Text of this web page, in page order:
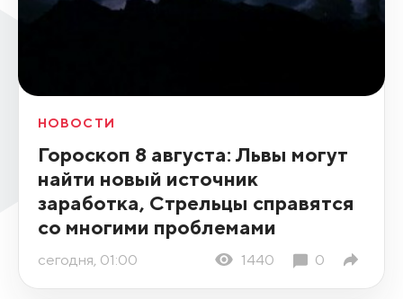
НОВОСТИ
Гороскоп 8 августа: Львы могут
найти новый источник
заработка, Стрельцы справятся
со многими проблемами
сегодня, 01:00 1440 0